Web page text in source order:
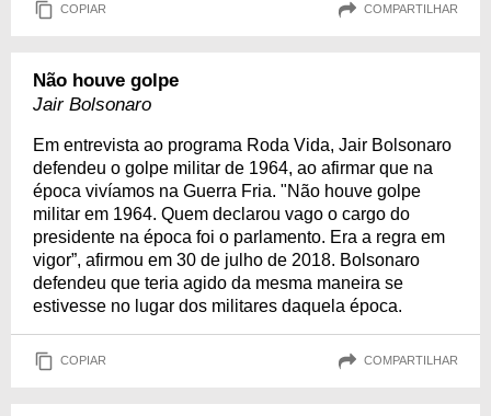
COPIAR COMPARTILHAR
Não houve golpe
Jair Bolsonaro
Em entrevista ao programa Roda Vida, Jair Bolsonaro
defendeu o golpe militar de 1964, ao afirmar que na
época vivíamos na Guerra Fria. "Não houve golpe
militar em 1964. Quem declarou vago o cargo do
presidente na época foi o parlamento. Era a regra em
vigor”, afirmou em 30 de julho de 2018. Bolsonaro
defendeu que teria agido da mesma maneira se
estivesse no lugar dos militares daquela época.
COPIAR COMPARTILHAR